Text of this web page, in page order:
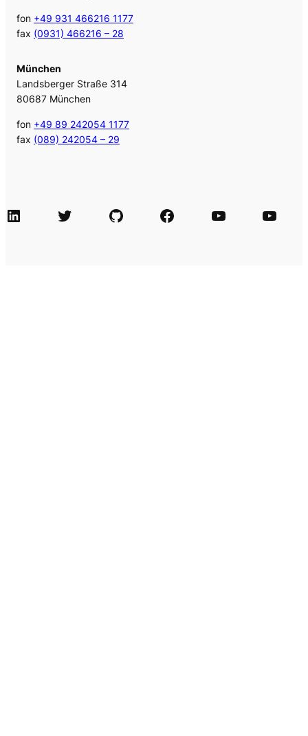
fon +49 931 466216 1177
fax (0931) 466216 – 28
München
Landsberger Straße 314
80687 München
fon +49 89 242054 1177
fax (089) 242054 – 29
LinkedIn Twitter GitHub Facebook Agile Videos Tech-Videos